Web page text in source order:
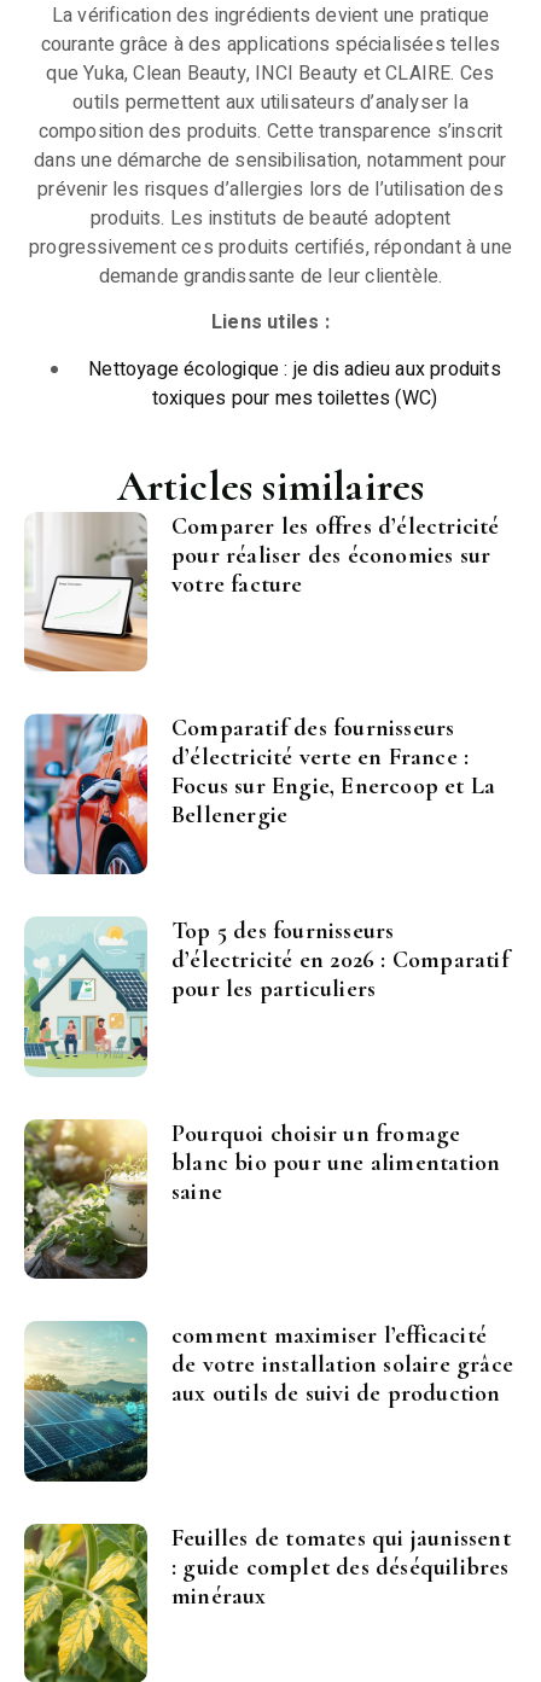
La vérification des ingrédients devient une pratique
courante grâce à des applications spécialisées telles
que Yuka, Clean Beauty, INCI Beauty et CLAIRE. Ces
outils permettent aux utilisateurs d’analyser la
composition des produits. Cette transparence s’inscrit
dans une démarche de sensibilisation, notamment pour
prévenir les risques d’allergies lors de l’utilisation des
produits. Les instituts de beauté adoptent
progressivement ces produits certifiés, répondant à une
demande grandissante de leur clientèle.
Liens utiles :
Nettoyage écologique : je dis adieu aux produits
toxiques pour mes toilettes (WC)
Articles similaires
Comparer les offres d’électricité
pour réaliser des économies sur
votre facture
Comparatif des fournisseurs
d’électricité verte en France :
Focus sur Engie, Enercoop et La
Bellenergie
Top 5 des fournisseurs
d’électricité en 2026 : Comparatif
pour les particuliers
Pourquoi choisir un fromage
blanc bio pour une alimentation
saine
comment maximiser l’efficacité
de votre installation solaire grâce
aux outils de suivi de production
Feuilles de tomates qui jaunissent
: guide complet des déséquilibres
minéraux